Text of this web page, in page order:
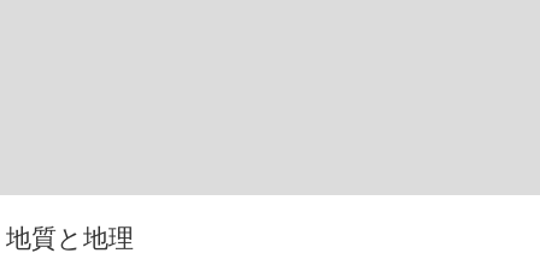
地質と地理